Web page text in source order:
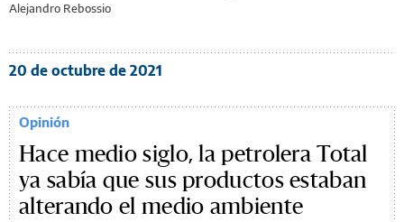
Alejandro Rebossio
20 de octubre de 2021
Opinión
Hace medio siglo, la petrolera Total
ya sabía que sus productos estaban
alterando el medio ambiente